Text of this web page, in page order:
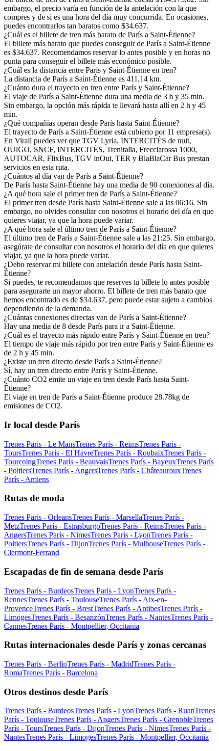
embargo, el precio varía en función de la antelación con la que
compres y de si es una hora del día muy concurrida. En ocasiones,
puedes encontrarlos tan baratos como $34.637.
¿Cuál es el billete de tren más barato de París a Saint-Étienne?
El billete más barato que puedes conseguir de París a Saint-Étienne
es $34.637. Recomendamos reservar lo antes posible y en horas no
punta para conseguir el billete más económico posible.
¿Cuál es la distancia entre París y Saint-Étienne en tren?
La distancia de París a Saint-Étienne es 411,14 km.
¿Cuánto dura el trayecto en tren entre París y Saint-Étienne?
El viaje de París a Saint-Étienne dura una media de 3 h y 35 min.
Sin embargo, la opción más rápida te llevará hasta allí en 2 h y 45
min.
¿Qué compañías operan desde París hasta Saint-Étienne?
El trayecto de París a Saint-Étienne está cubierto por 11 empresa(s).
En Virail puedes ver que TGV Lyria, INTERCITÉS de nuit,
OUIGO, SNCF, INTERCITÉS, Trenitalia, Frecciarossa 1000,
AUTOCAR, FlixBus, TGV inOui, TER y BlaBlaCar Bus prestan
servicios en esta ruta.
¿Cuántos al día van de París a Saint-Étienne?
De París hasta Saint-Étienne hay una media de 90 conexiones al día.
¿A qué hora sale el primer tren de París a Saint-Étienne?
El primer tren desde París hasta Saint-Étienne sale a las 06:16. Sin
embargo, no olvides consultar con nosotros el horario del día en que
quieres viajar, ya que la hora puede variar.
¿A qué hora sale el último tren de París a Saint-Étienne?
El último tren de París a Saint-Étienne sale a las 21:25. Sin embargo,
asegúrate de consultar con nosotros el horario del día en que quieres
viajar, ya que la hora puede variar.
¿Debo reservar mi billete con antelación desde París hasta Saint-
Étienne?
Si puedes, te recomendamos que reserves tu billete lo antes posible
para asegurarte un mayor ahorro. El billete de tren más barato que
hemos encontrado es de $34.637, pero puede estar sujeto a cambios
dependiendo de la demanda.
¿Cuántas conexiones directas van de París a Saint-Étienne?
Hay una media de 8 desde París para ir a Saint-Étienne.
¿Cuál es el trayecto más rápido entre París y Saint-Étienne en tren?
El tiempo de viaje más rápido por tren entre París y Saint-Étienne es
de 2 h y 45 min.
¿Existe un tren directo desde París a Saint-Étienne?
Sí, hay un tren directo entre París y Saint-Étienne.
¿Cuánto CO2 emite un viaje en tren desde París hasta Saint-
Étienne?
El viaje en tren de París a Saint-Étienne produce 28.78kg de
emisiones de CO2.
Ir local desde París
Trenes París - Le MansTrenes París - ReimsTrenes París -
ToursTrenes París - El HavreTrenes París - RoubaixTrenes París -
TourcoingTrenes París - BeauvaisTrenes París - BayeuxTrenes París
- PoitiersTrenes París - AngersTrenes París - ChâteaurouxTrenes
París - Amiens
Rutas de moda
Trenes París - OrleansTrenes París - MarsellaTrenes París -
MetzTrenes París - EstrasburgoTrenes París - ReimsTrenes París -
AngersTrenes París - NimesTrenes París - LyonTrenes París -
PoitiersTrenes París - DijonTrenes París - MulhouseTrenes París -
Clermont-Ferrand
Escapadas de fin de semana desde París
Trenes París - BurdeosTrenes París - LyonTrenes París -
RennesTrenes París - ToulouseTrenes París - Aix-en-
ProvenceTrenes París - BrestTrenes París - AntibesTrenes París -
LimogesTrenes París - BesanzónTrenes París - NantesTrenes París -
CannesTrenes París - Montpellier, Occitania
Rutas internacionales desde París y zonas cercanas
Trenes París - BerlínTrenes París - MadridTrenes París -
RomaTrenes París - Barcelona
Otros destinos desde París
Trenes París - BurdeosTrenes París - LyonTrenes París - RuanTrenes
París - ToulouseTrenes París - AngersTrenes París - GrenobleTrenes
París - ToursTrenes París - DijonTrenes París - NimesTrenes París -
NantesTrenes París - LimogesTrenes París - Montpellier, Occitania